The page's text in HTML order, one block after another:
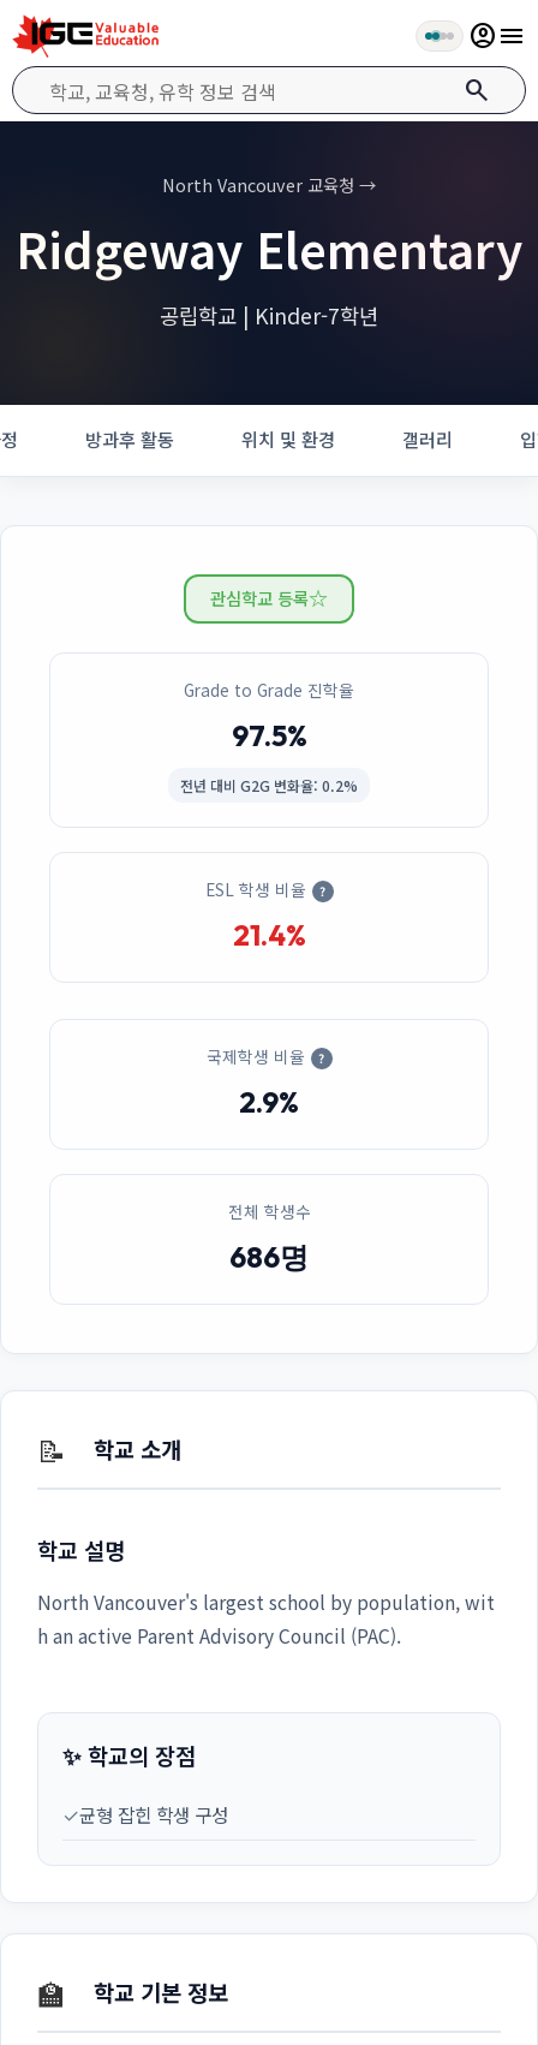
search
account_circlemenu
North Vancouver 교육청 →
Ridgeway Elementary
공립학교 | Kinder-7학년
방과후 활동 위치 및 환경 갤러리
관심학교 등록☆
Grade to Grade 진학율
97.5%
전년 대비 G2G 변화율: 0.2%
ESL 학생 비율 ?
21.4%
국제학생 비율 ?
2.9%
전체 학생수
686명
📝 학교 소개
학교 설명
North Vancouver's largest school by population, wit
h an active Parent Advisory Council (PAC).
✨ 학교의 장점
✓균형 잡힌 학생 구성
🏫 학교 기본 정보